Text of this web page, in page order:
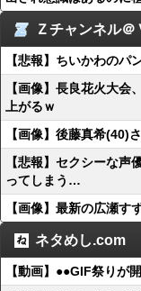
Ｚチャンネル＠
【悲報】ちいかわのパ
【画像】長良花火大会
上がるｗ
【画像】後藤真希(40)
【悲報】セクシーな
ってしまう…
【画像】最新の広瀬す
ネタめし.com
【動画】●●GIF祭りが